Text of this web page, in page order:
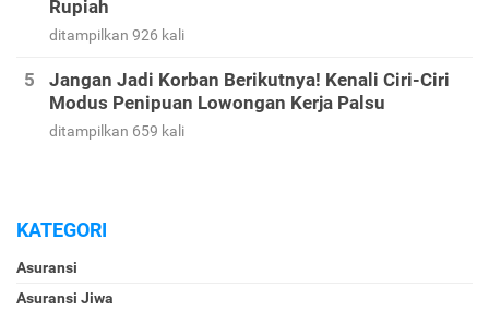
Rupiah
ditampilkan 926 kali
Jangan Jadi Korban Berikutnya! Kenali Ciri-Ciri
Modus Penipuan Lowongan Kerja Palsu
ditampilkan 659 kali
KATEGORI
Asuransi
Asuransi Jiwa